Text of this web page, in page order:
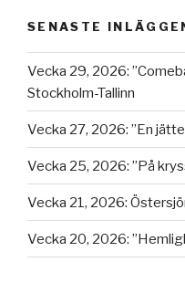
SENASTE
Vecka 29, 2026:
Stockholm-Tallinn
Vecka 27, 2026: ”En
Vecka 25, 2026: ”På
Vecka 21, 2026:
Vecka 20, 2026: